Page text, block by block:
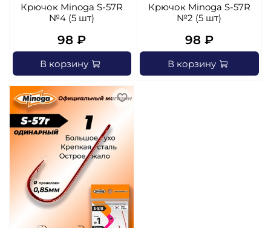
Крючок Minoga S-57R
№4 (5 шт)
98 ₽
В корзину
Крючок Minoga S-57R
№2 (5 шт)
98 ₽
В корзину